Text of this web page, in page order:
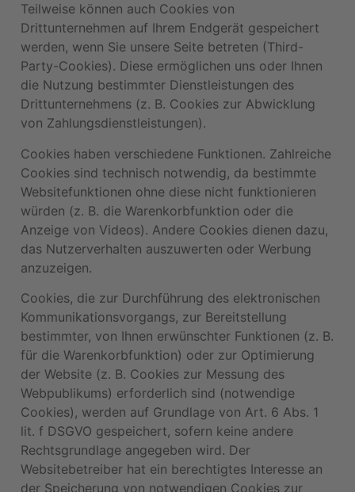
Teilweise können auch Cookies von
Drittunternehmen auf Ihrem Endgerät gespeichert
werden, wenn Sie unsere Seite betreten (Third-
Party-Cookies). Diese ermöglichen uns oder Ihnen
die Nutzung bestimmter Dienstleistungen des
Drittunternehmens (z. B. Cookies zur Abwicklung
von Zahlungsdienstleistungen).
Cookies haben verschiedene Funktionen. Zahlreiche
Cookies sind technisch notwendig, da bestimmte
Websitefunktionen ohne diese nicht funktionieren
würden (z. B. die Warenkorbfunktion oder die
Anzeige von Videos). Andere Cookies dienen dazu,
das Nutzerverhalten auszuwerten oder Werbung
anzuzeigen.
Cookies, die zur Durchführung des elektronischen
Kommunikationsvorgangs, zur Bereitstellung
bestimmter, von Ihnen erwünschter Funktionen (z. B.
für die Warenkorbfunktion) oder zur Optimierung
der Website (z. B. Cookies zur Messung des
Webpublikums) erforderlich sind (notwendige
Cookies), werden auf Grundlage von Art. 6 Abs. 1
lit. f DSGVO gespeichert, sofern keine andere
Rechtsgrundlage angegeben wird. Der
Websitebetreiber hat ein berechtigtes Interesse an
der Speicherung von notwendigen Cookies zur